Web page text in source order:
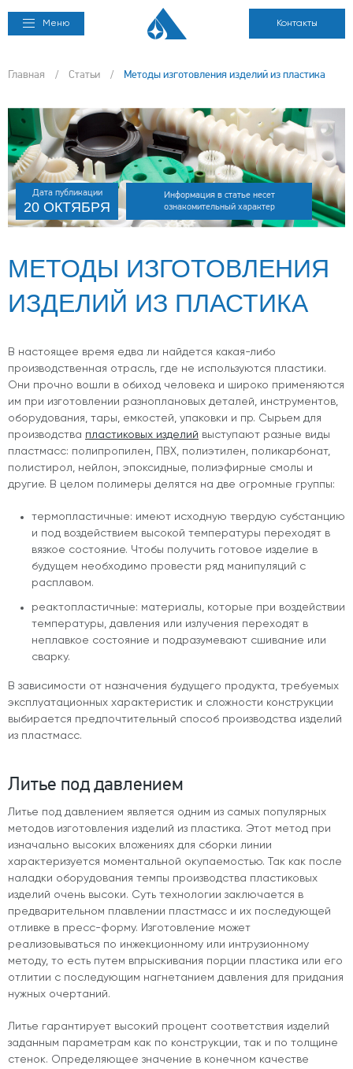
Меню Контакты
Главная / Статьи / Методы изготовления изделий из пластика
Дата публикации
20 ОКТЯБРЯ
Информация в статье несет
ознакомительный характер
МЕТОДЫ ИЗГОТОВЛЕНИЯ
ИЗДЕЛИЙ ИЗ ПЛАСТИКА
В настоящее время едва ли найдется какая-либо
производственная отрасль, где не используются пластики.
Они прочно вошли в обиход человека и широко применяются
им при изготовлении разноплановых деталей, инструментов,
оборудования, тары, емкостей, упаковки и пр. Сырьем для
производства пластиковых изделий выступают разные виды
пластмасс: полипропилен, ПВХ, полиэтилен, поликарбонат,
полистирол, нейлон, эпоксидные, полиэфирные смолы и
другие. В целом полимеры делятся на две огромные группы:
термопластичные: имеют исходную твердую субстанцию
и под воздействием высокой температуры переходят в
вязкое состояние. Чтобы получить готовое изделие в
будущем необходимо провести ряд манипуляций с
расплавом.
реактопластичные: материалы, которые при воздействии
температуры, давления или излучения переходят в
неплавкое состояние и подразумевают сшивание или
сварку.
В зависимости от назначения будущего продукта, требуемых
эксплуатационных характеристик и сложности конструкции
выбирается предпочтительный способ производства изделий
из пластмасс.
Литье под давлением
Литье под давлением является одним из самых популярных
методов изготовления изделий из пластика. Этот метод при
изначально высоких вложениях для сборки линии
характеризуется моментальной окупаемостью. Так как после
наладки оборудования темпы производства пластиковых
изделий очень высоки. Суть технологии заключается в
предварительном плавлении пластмасс и их последующей
отливке в пресс-форму. Изготовление может
реализовываться по инжекционному или интрузионному
методу, то есть путем впрыскивания порции пластика или его
отлитии с последующим нагнетанием давления для придания
нужных очертаний.
Литье гарантирует высокий процент соответствия изделий
заданным параметрам как по конструкции, так и по толщине
стенок. Определяющее значение в конечном качестве